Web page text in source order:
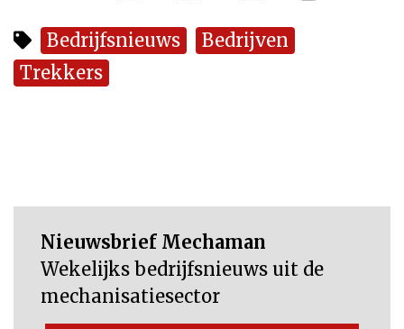
Bedrijfsnieuws
Bedrijven
Trekkers
Nieuwsbrief Mechaman
Wekelijks bedrijfsnieuws uit de
mechanisatiesector